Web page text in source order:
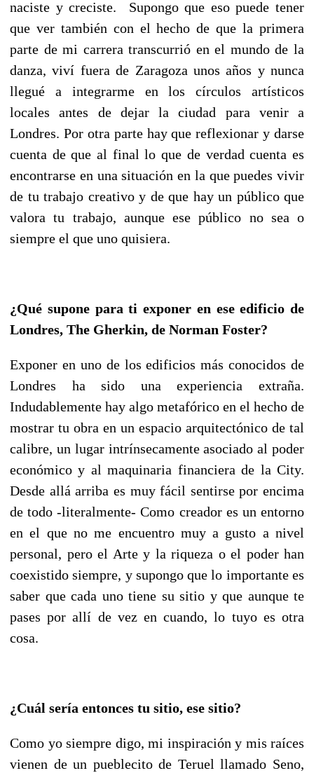
naciste y creciste. Supongo que eso puede tener
que ver también con el hecho de que la primera
parte de mi carrera transcurrió en el mundo de la
danza, viví fuera de Zaragoza unos años y nunca
llegué a integrarme en los círculos artísticos
locales antes de dejar la ciudad para venir a
Londres. Por otra parte hay que reflexionar y darse
cuenta de que al final lo que de verdad cuenta es
encontrarse en una situación en la que puedes vivir
de tu trabajo creativo y de que hay un público que
valora tu trabajo, aunque ese público no sea o
siempre el que uno quisiera.
¿Qué supone para ti exponer en ese edificio de
Londres, The Gherkin, de Norman Foster?
Exponer en uno de los edificios más conocidos de
Londres ha sido una experiencia extraña.
Indudablemente hay algo metafórico en el hecho de
mostrar tu obra en un espacio arquitectónico de tal
calibre, un lugar intrínsecamente asociado al poder
económico y al maquinaria financiera de la City.
Desde allá arriba es muy fácil sentirse por encima
de todo -literalmente- Como creador es un entorno
en el que no me encuentro muy a gusto a nivel
personal, pero el Arte y la riqueza o el poder han
coexistido siempre, y supongo que lo importante es
saber que cada uno tiene su sitio y que aunque te
pases por allí de vez en cuando, lo tuyo es otra
cosa.
¿Cuál sería entonces tu sitio, ese sitio?
Como yo siempre digo, mi inspiración y mis raíces
vienen de un pueblecito de Teruel llamado Seno,